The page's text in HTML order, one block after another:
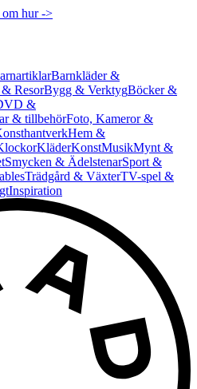
hur ->
Barnkläder &
ResorBygg & VerktygBöcker &
&
& tillbehörFoto, Kameror &
Hem &
KläderKonstMusikMynt &
Smycken & ÄdelstenarSport &
Trädgård & VäxterTV-spel &
Inspiration